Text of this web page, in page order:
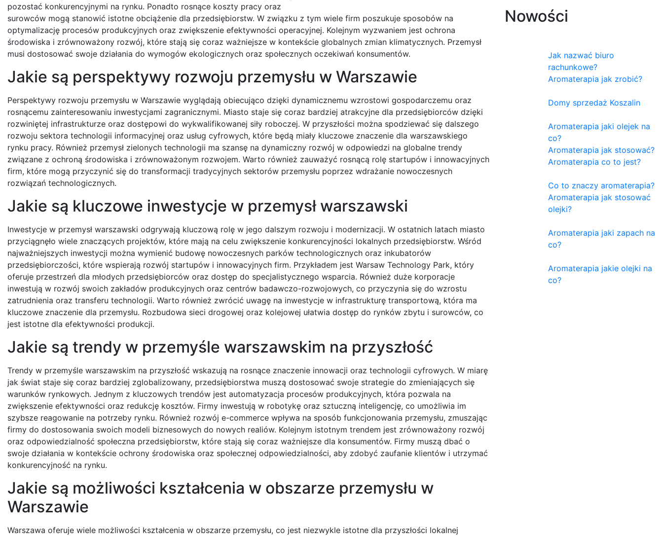
pozostać konkurencyjnymi na rynku. Ponadto rosnące koszty pracy oraz
surowców mogą stanowić istotne obciążenie dla przedsiębiorstw. W związku z tym wiele firm poszukuje sposobów na
optymalizację procesów produkcyjnych oraz zwiększenie efektywności operacyjnej. Kolejnym wyzwaniem jest ochrona
środowiska i zrównoważony rozwój, które stają się coraz ważniejsze w kontekście globalnych zmian klimatycznych. Przemysł
musi dostosować swoje działania do wymogów ekologicznych oraz społecznych oczekiwań konsumentów.
Jakie są perspektywy rozwoju przemysłu w Warszawie
Perspektywy rozwoju przemysłu w Warszawie wyglądają obiecująco dzięki dynamicznemu wzrostowi gospodarczemu oraz
rosnącemu zainteresowaniu inwestycjami zagranicznymi. Miasto staje się coraz bardziej atrakcyjne dla przedsiębiorców dzięki
rozwiniętej infrastrukturze oraz dostępowi do wykwalifikowanej siły roboczej. W przyszłości można spodziewać się dalszego
rozwoju sektora technologii informacyjnej oraz usług cyfrowych, które będą miały kluczowe znaczenie dla warszawskiego
rynku pracy. Również przemysł zielonych technologii ma szansę na dynamiczny rozwój w odpowiedzi na globalne trendy
związane z ochroną środowiska i zrównoważonym rozwojem. Warto również zauważyć rosnącą rolę startupów i innowacyjnych
firm, które mogą przyczynić się do transformacji tradycyjnych sektorów przemysłu poprzez wdrażanie nowoczesnych
rozwiązań technologicznych.
Jakie są kluczowe inwestycje w przemysł warszawski
Inwestycje w przemysł warszawski odgrywają kluczową rolę w jego dalszym rozwoju i modernizacji. W ostatnich latach miasto
przyciągnęło wiele znaczących projektów, które mają na celu zwiększenie konkurencyjności lokalnych przedsiębiorstw. Wśród
najważniejszych inwestycji można wymienić budowę nowoczesnych parków technologicznych oraz inkubatorów
przedsiębiorczości, które wspierają rozwój startupów i innowacyjnych firm. Przykładem jest Warsaw Technology Park, który
oferuje przestrzeń dla młodych przedsiębiorców oraz dostęp do specjalistycznego wsparcia. Również duże korporacje
inwestują w rozwój swoich zakładów produkcyjnych oraz centrów badawczo-rozwojowych, co przyczynia się do wzrostu
zatrudnienia oraz transferu technologii. Warto również zwrócić uwagę na inwestycje w infrastrukturę transportową, która ma
kluczowe znaczenie dla przemysłu. Rozbudowa sieci drogowej oraz kolejowej ułatwia dostęp do rynków zbytu i surowców, co
jest istotne dla efektywności produkcji.
Jakie są trendy w przemyśle warszawskim na przyszłość
Trendy w przemyśle warszawskim na przyszłość wskazują na rosnące znaczenie innowacji oraz technologii cyfrowych. W miarę
jak świat staje się coraz bardziej zglobalizowany, przedsiębiorstwa muszą dostosować swoje strategie do zmieniających się
warunków rynkowych. Jednym z kluczowych trendów jest automatyzacja procesów produkcyjnych, która pozwala na
zwiększenie efektywności oraz redukcję kosztów. Firmy inwestują w robotykę oraz sztuczną inteligencję, co umożliwia im
szybsze reagowanie na potrzeby rynku. Również rozwój e-commerce wpływa na sposób funkcjonowania przemysłu, zmuszając
firmy do dostosowania swoich modeli biznesowych do nowych realiów. Kolejnym istotnym trendem jest zrównoważony rozwój
oraz odpowiedzialność społeczna przedsiębiorstw, które stają się coraz ważniejsze dla konsumentów. Firmy muszą dbać o
swoje działania w kontekście ochrony środowiska oraz społecznej odpowiedzialności, aby zdobyć zaufanie klientów i utrzymać
konkurencyjność na rynku.
Jakie są możliwości kształcenia w obszarze przemysłu w
Warszawie
Warszawa oferuje wiele możliwości kształcenia w obszarze przemysłu, co jest niezwykle istotne dla przyszłości lokalnej
Nowości
Jak nazwać biuro
rachunkowe?
Aromaterapia jak zrobić?
Domy sprzedaż Koszalin
Aromaterapia jaki olejek na
co?
Aromaterapia jak stosować?
Aromaterapia co to jest?
Co to znaczy aromaterapia?
Aromaterapia jak stosować
olejki?
Aromaterapia jaki zapach na
co?
Aromaterapia jakie olejki na
co?